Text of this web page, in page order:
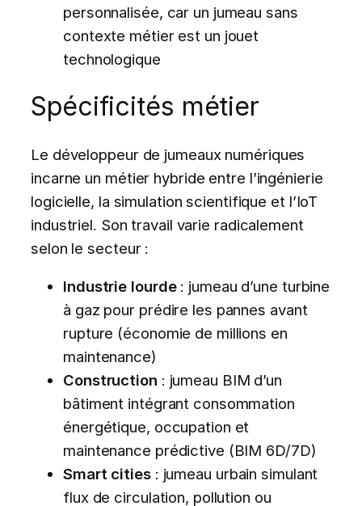
personnalisée, car un jumeau sans
contexte métier est un jouet
technologique
Spécificités métier
Le développeur de jumeaux numériques
incarne un métier hybride entre l’ingénierie
logicielle, la simulation scientifique et l’IoT
industriel. Son travail varie radicalement
selon le secteur :
Industrie lourde: jumeau d’une turbine
à gaz pour prédire les pannes avant
rupture (économie de millions en
maintenance)
Construction : jumeau BIM d’un
bâtiment intégrant consommation
énergétique, occupation et
maintenance prédictive (BIM 6D/7D)
Smart cities: jumeau urbain simulant
flux de circulation, pollution ou